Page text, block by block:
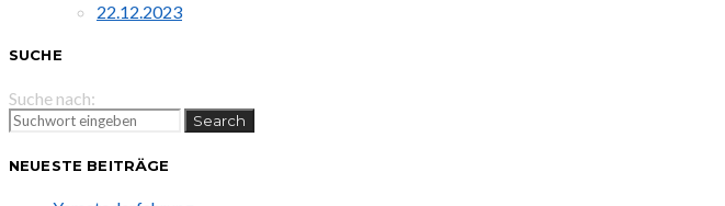
22.12.2023
SUCHE
Suche nach:
Search
NEUESTE BEITRÄGE